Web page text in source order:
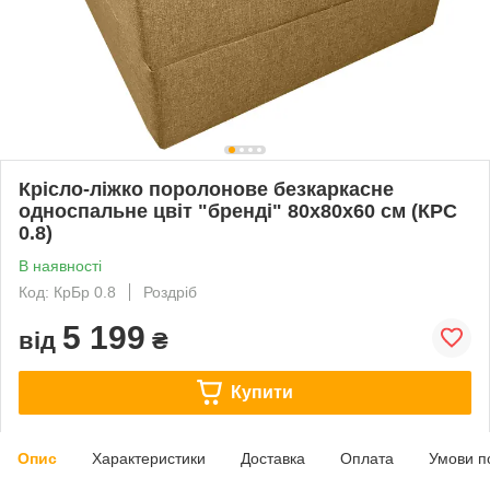
Крісло-ліжко поролонове безкаркасне
односпальне цвіт "бренді" 80х80х60 см (КРС
0.8)
В наявності
Код: КрБр 0.8
Роздріб
від 5 199 ₴
Купити
Опис Характеристики Доставка Оплата Умови